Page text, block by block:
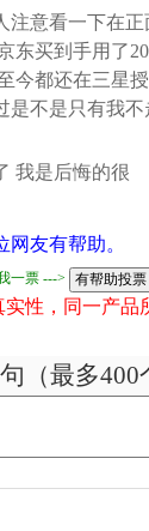
注意看一下在
东买到手用了
今都还在三星
是不是只有我
我是后悔的很
网友有帮助。
一票 --->
性，同一产
（最多400